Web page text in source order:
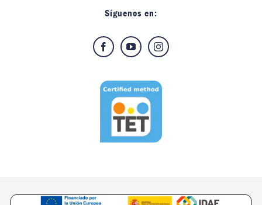
Síguenos en: